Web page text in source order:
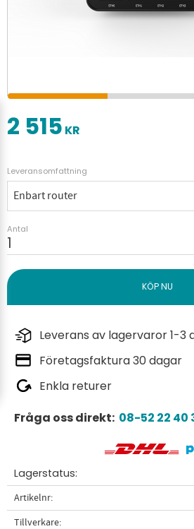
2 515 KR
Leveransomfattning
Antal
Leverans av lagervaror 1-3
Företagsfaktura 30 dagar
Enkla returer
Fråga oss direkt: 08-52 22 40
Lagerstatus
Artikelnr
Tillverkare